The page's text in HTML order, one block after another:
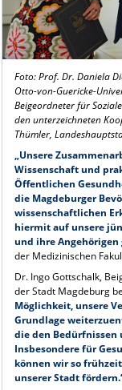
Foto: Prof. Dr. Daniela
Otto-von-Guericke-
Beigeordneter für
den unterzeichneten
Thümler,
„Unsere
Wissenschaft und
Öffentlichen
die Magdeburger
wissenschaftlichen
hiermit auf unsere
und ihre Angehörigen
der Medizinischen
Dr. Ingo Gottschalk,
der Stadt Magdeburg
Möglichkeit, unsere
Grundlage
die den Bedürfnissen
Insbesondere für
können wir so
unserer Stadt